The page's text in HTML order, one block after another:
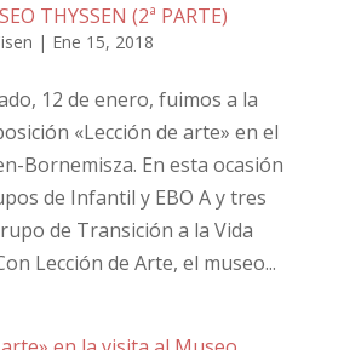
THYSSEN (2ª PARTE)
| Ene 15, 2018
12 de enero, fuimos a la
«Lección de arte» en el
Bornemisza. En esta ocasión
de Infantil y EBO A y tres
de Transición a la Vida
Lección de Arte, el museo...